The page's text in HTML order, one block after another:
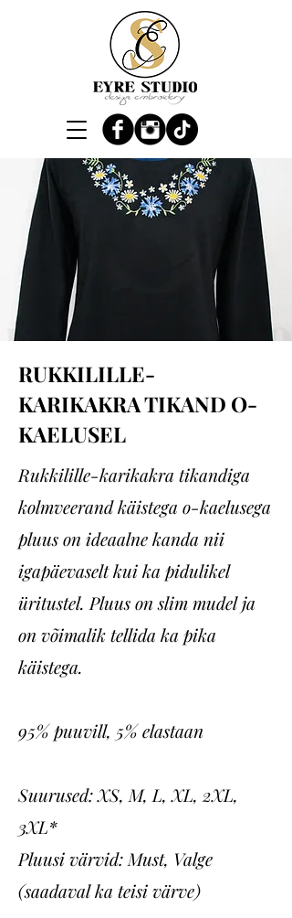
RUKKILILLE-
KARIKAKRA TIKAND O-
KAELUSEL
Rukkilille-karikakra tikandiga
kolmveerand käistega o-kaelusega
pluus on ideaalne kanda nii
igapäevaselt kui ka pidulikel
üritustel. Pluus on slim mudel ja
on võimalik tellida ka pika
käistega.
95% puuvill, 5% elastaan
Suurused: XS, M, L, XL, 2XL,
3XL*
Pluusi värvid: Must, Valge
(saadaval ka teisi värve)